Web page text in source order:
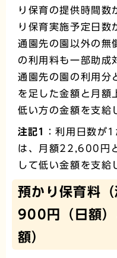
り保育の提供時間数
り保育実施予定日数
通園先の園以外の無
の利用料も一部助成
通園先の園の利用分
を足した金額と月
低い方の金額を支給
注記1
：利用日数が
は、月額22,600円
して低い金額を支給
預かり保育料
900円（日額
額）